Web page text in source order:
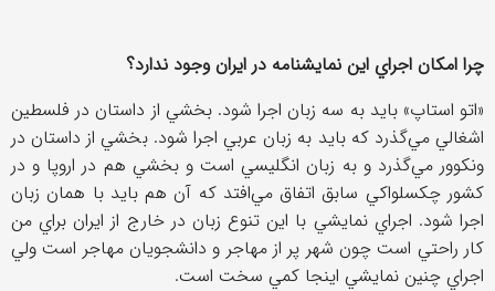
چرا امكان اجراي اين نمايشنامه در ايران وجود ندارد؟
«اتو استاپ» بايد به سه زبان اجرا شود. بخشي از داستان در فلسطين
اشغالي مي‌گذرد كه بايد به زبان عربي اجرا شود. بخشي از داستان در
ونكوور مي‌گذرد و به زبان انگليسي است و بخشي هم در اروپا و در
كشور چكسلواكي سابق اتفاق مي‌افتد كه آن هم بايد با همان زبان
اجرا شود. اجراي نمايشي با اين تنوع زبان در خارج از ايران براي من
كار راحتي است چون شهر پر از مهاجر و دانشجويان مهاجر است ولي
اجراي چنين نمايشي اينجا كمي سخت است.